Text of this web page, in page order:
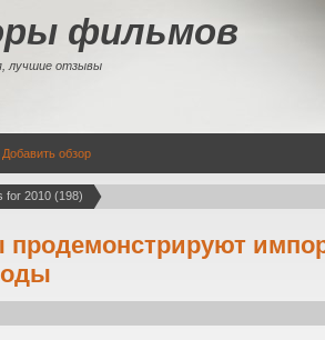
фильмов
лучшие отзывы
Добавить обзор
for 2010 (198)
продемонстрируют